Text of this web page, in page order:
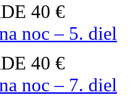
40 €
noc – 5. diel
40 €
noc – 7. diel